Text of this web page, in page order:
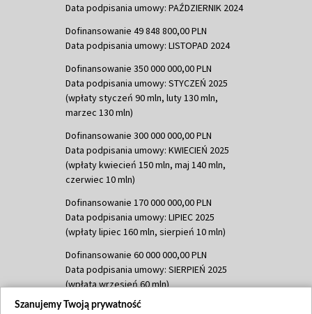
Data podpisania umowy: PAŹDZIERNIK 2024
Dofinansowanie 49 848 800,00 PLN
Data podpisania umowy: LISTOPAD 2024
Dofinansowanie 350 000 000,00 PLN
Data podpisania umowy: STYCZEŃ 2025
(wpłaty styczeń 90 mln, luty 130 mln,
marzec 130 mln)
Dofinansowanie 300 000 000,00 PLN
Data podpisania umowy: KWIECIEŃ 2025
(wpłaty kwiecień 150 mln, maj 140 mln,
czerwiec 10 mln)
Dofinansowanie 170 000 000,00 PLN
Data podpisania umowy: LIPIEC 2025
(wpłaty lipiec 160 mln, sierpień 10 mln)
Dofinansowanie 60 000 000,00 PLN
Data podpisania umowy: SIERPIEŃ 2025
(wpłata wrzesień 60 mln)
Dofinansowanie 635 783 051,21 PLN
Szanujemy Twoją prywatność